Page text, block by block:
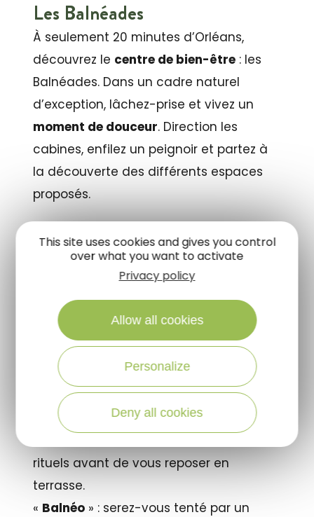
Les Balnéades
À seulement 20 minutes d’Orléans,
découvrez le centre de bien-être: les
Balnéades. Dans un cadre naturel
d’exception, lâchez-prise et vivez un
moment de douceur. Direction les
cabines, enfilez un peignoir et partez à
la découverte des différents espaces
proposés.
pôles “détente et bien-être” vous
Aqua» : goûtez la chaleur d’un bassin
à 33°, laissez-vous bercer par les jets
sous-marins, marchez à contre-courant
et finissez en douceur aux banquettes
bouillonnantes.
Détente
» : hammam, sauna ou soins
rituels avant de vous reposer en
terrasse.
« Balnéo» : serez-vous tenté par un
This site uses cookies and gives you control
over what you want to activate
Privacy policy
Allow all cookies
Personalize
Deny all cookies